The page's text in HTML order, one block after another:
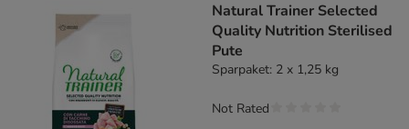
Natural Trainer Selected
Quality Nutrition Sterilised
Pute
Sparpaket: 2 x 1,25 kg
Not Rated